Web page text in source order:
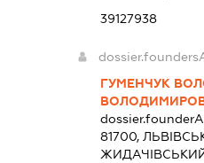
39127938
ГУМЕНЧУК
81700,